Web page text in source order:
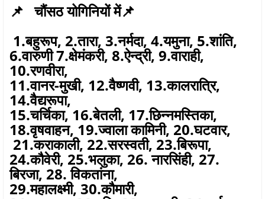
📌 चौंसठ योगिनियों में📌
1.बहुरूप, 2.तारा, 3.नर्मदा, 4.यमुना, 5.शांति,
6.वारुणी 7.क्षेमंकरी, 8.ऐन्द्री, 9.वाराही,
10.रणवीरा,
11.वानर-मुखी, 12.वैष्णवी, 13.कालरात्रि,
14.वैद्यरूपा,
15.चर्चिका, 16.बेतली, 17.छिन्नमस्तिका,
18.वृषवाहन, 19.ज्वाला कामिनी, 20.घटवार,
21.कराकाली, 22.सरस्वती, 23.बिरूपा,
24.कौवेरी, 25.भलुका, 26. नारसिंही, 27.
बिरजा, 28. विकतांना,
29.महालक्ष्मी, 30.कौमारी,